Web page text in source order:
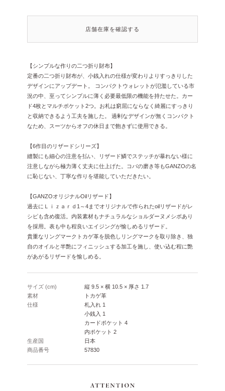
店舗在庫を確認する
【シンプルな作りの二つ折り財布】
定番の二つ折り財布が、小銭入れの仕様が変わりよりすっきりした
デザインにアップデート。 コンパクトウォレットが氾濫している市
況の中、至ってシンプルに薄く必要最低限の機能を持たせた。カー
ド4枚とマルチポケット2つ。お札は窮屈にならなく綺麗にすっきり
と収納できるよう工夫を施した。 過剰なデザインが無くコンパクト
なため、スーツからオフの休日まで飽きずに使用できる。
【6作目のリザードシリーズ】
縫製にも細心の注意を払い、リザード鱗でステッチが暴れない様に
注意しながら極力薄く丈夫に仕上げた。コバの磨き等もGANZOの名
に恥じない、丁寧な作りを堪能していただきたい。
【GANZOオリジナルOilリザード】
過去にＬｉｚａｒｄ1～4までオリジナルで作られたoilリザードがレ
シピも含め復活。内装素材もナチュラルなショルダーヌメシボあり
を採用。表も中も程良いエイジングが愉しめるリザード。
貴重なリングマークトカゲ革を脱色しリングマークを取り除き、独
自のオイルと半艶にフィニッシュする加工を施し、使い込む程に艶
があがるリザードを愉しめる。
サイズ (cm)
縦 9.5 × 横 10.5 × 厚さ 1.7
素材
トカゲ革
仕様
札入れ 1
小銭入 1
カードポケット 4
内ポケット 2
生産国
日本
商品番号
57830